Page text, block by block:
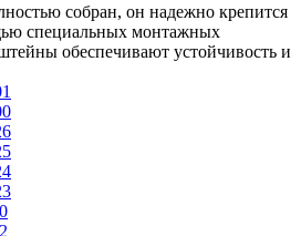
собран, он надежно крепится
специальных монтажных
обеспечивают устойчивость и